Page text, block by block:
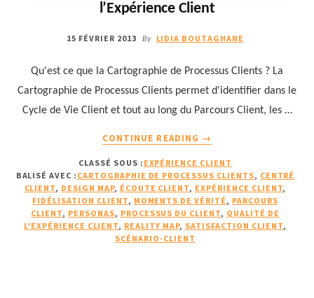
l’Expérience Client
15 FÉVRIER 2013 By LIDIA BOUTAGHANE
Qu'est ce que la Cartographie de Processus Clients ? La
Cartographie de Processus Clients permet d'identifier dans le
Cycle de Vie Client et tout au long du Parcours Client, les …
CONTINUE READING
COMMENT
LES
CARTOGRAPHIES
DE
PROCESSUS
→
CLASSÉ SOUS : EXPÉRIENCE CLIENT
BALISÉ AVEC : CARTOGRAPHIE DE PROCESSUS CLIENTS, CENTRÉ
CLIENT, DESIGN MAP, ÉCOUTE CLIENT, EXPÉRIENCE CLIENT,
FIDÉLISATION CLIENT, MOMENTS DE VÉRITÉ, PARCOURS
CLIENT, PERSONAS, PROCESSUS DU CLIENT, QUALITÉ DE
L'EXPÉRIENCE CLIENT, REALITY MAP, SATISFACTION CLIENT,
SCÉNARIO-CLIENT